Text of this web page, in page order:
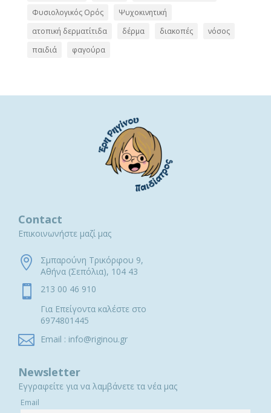
Φυσιολογικός Ορός
Ψυχοκινητική
ατοπική δερματίτιδα
δέρμα διακοπές
νόσος
παιδιά
φαγούρα
Contact
Επικοινωνήστε μαζί μας

Σμπαρούνη Τρικόρφου 9,
Αθήνα (Σεπόλια), 104 43

213 00 46 910
Για Επείγοντα καλέστε στο
6974801445
 Email : info@riginou.gr
Newsletter
Εγγραφείτε για να λαμβάνετε τα νέα μας
Email